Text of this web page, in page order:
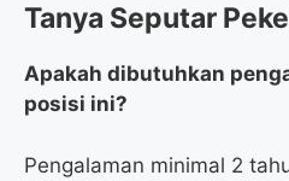
Tanya Seputar
Apakah dibutuhkan
posisi ini?
Pengalaman minimal 2